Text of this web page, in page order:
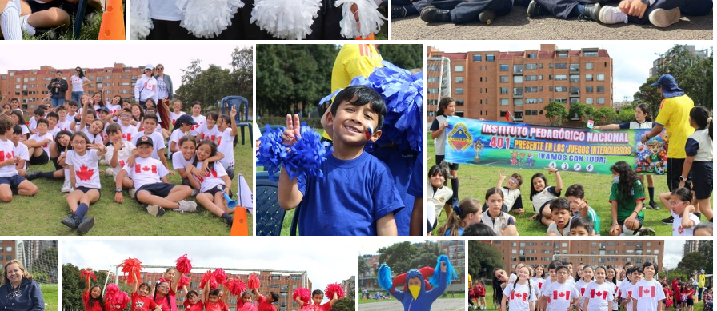
0001 3
IMG 7012 IMG 6981 IMG 6972